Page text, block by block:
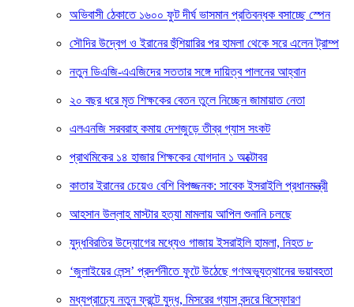
অভিবাসী ঠেকাতে ১৬০০ ফুট দীর্ঘ ভাসমান প্রতিবন্ধক বসাচ্ছে স্পেন
সৌদির উদ্বেগ ও ইরানের হুঁশিয়ারির পর হামলা থেকে সরে এলেন ট্রাম্প
নতুন ডিএজি-এএজিদের সততার সঙ্গে দায়িত্ব পালনের আহ্বান
২০ বছর ধরে মৃত শিক্ষকের বেতন তুলে নিচ্ছেন জামায়াত নেতা
এলএনজি সরবরাহ কমায় দেশজুড়ে তীব্র গ্যাস সংকট
প্রাথমিকের ১৪ হাজার শিক্ষকের যোগদান ১ অক্টোবর
কাতার ইরানের চেয়েও বেশি বিপজ্জনক: সাবেক ইসরাইলি প্রধানমন্ত্রী
আহসান উল্লাহ মাস্টার হত্যা মামলায় আপিল শুনানি চলছে
যুদ্ধবিরতির উদ্যোগের মধ্যেও গাজায় ইসরাইলি হামলা, নিহত ৮
‘জুলাইয়ের লেন্স’ প্রদর্শনীতে ফুটে উঠেছে গণঅভ্যুত্থানের ভয়াবহতা
মধ্যপ্রাচ্যে নতুন ফ্রন্টে যুদ্ধ, মিসরের গ্যাস বন্দরে বিস্ফোরণ